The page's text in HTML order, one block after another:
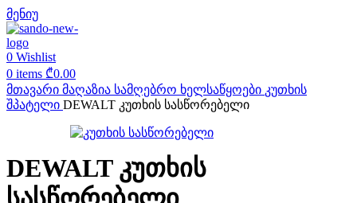
მენიუ
0 Wishlist
0 items ₾0.00
მთავარი მაღაზია სამღებრო ხელსაწყოები კუთხის
შპატელი DEWALT კუთხის სასწორებელი
DEWALT კუთხის